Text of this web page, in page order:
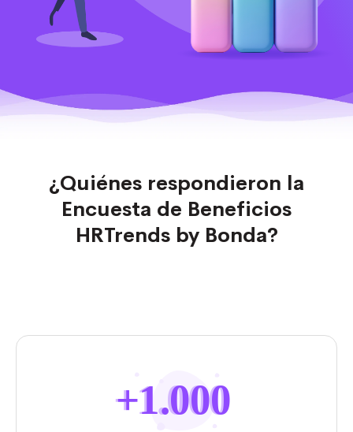
¿Quiénes respondieron la
Encuesta de Beneficios
HRTrends by Bonda?